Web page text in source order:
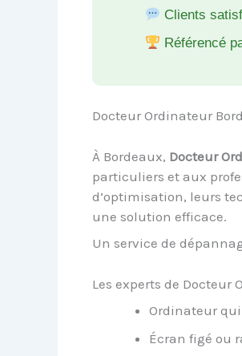
Clients
Référencé
Docteur Ordinateur
À Bordeaux, Docteur
particuliers et aux
d’optimisation, leurs
une solution efficace.
Un service de
Les experts de Docteur
Ordinateur
Écran figé ou